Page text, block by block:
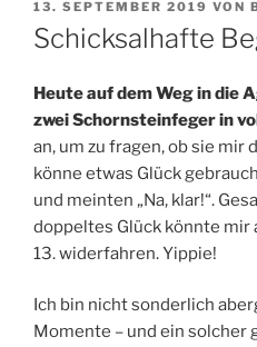
VERÖFFENTLICHT
AM
13. SEPTEMBER 2019 VON
Schicksalhafte
Heute auf dem Weg in die
zwei Schornsteinfeger in
an, um zu fragen, ob sie mir
könne etwas Glück
und meinten „Na, klar!“.
doppeltes Glück könnte mir
13. widerfahren. Yippie!
Ich bin nicht sonderlich
Momente – und ein solcher